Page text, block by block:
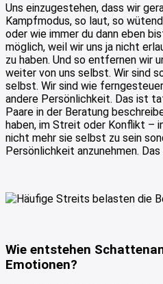
Uns einzugestehen, dass wir
Kampfmodus, so laut, so
oder wie immer du dann eben
möglich, weil wir uns ja nicht
zu haben. Und so entfernen wir
weiter von uns selbst. Wir sind
selbst. Wir sind wie
andere Persönlichkeit. Das ist
Paare in der Beratung
haben, im Streit oder Konflikt –
nicht mehr sie selbst zu sein
Persönlichkeit anzunehmen.
Wie entstehen
Emotionen?